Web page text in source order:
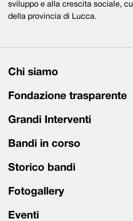
sviluppo e alla crescita sociale,
della provincia di Lucca.
Chi siamo
Fondazione trasparente
Grandi Interventi
Bandi in corso
Storico bandi
Fotogallery
Eventi